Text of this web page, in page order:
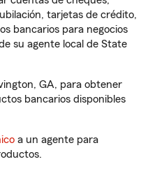
tarjetas de crédito,
bancarios para negocios
su agente local de State
GA, para obtener
bancarios disponibles
a un agente para